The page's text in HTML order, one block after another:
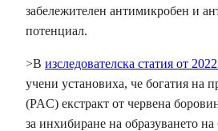
забележителен антимикробен и
потенциал.
>В изследователска статия от
учени установиха, че богатия на
(PAC) екстракт от червена
за инхибиране на образуването на